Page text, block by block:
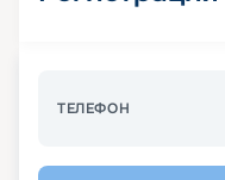
ТЕЛЕФОН